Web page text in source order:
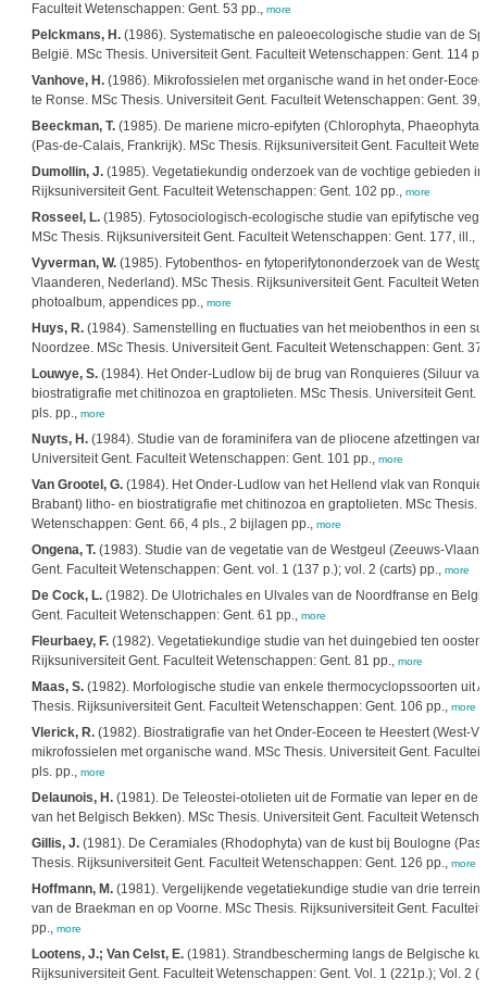
Faculteit Wetenschappen: Gent. 53 pp., more
Pelckmans, H.(1986). Systematische en paleoecologische studie van de
België. MSc Thesis. Universiteit Gent. Faculteit Wetenschappen: Gent. 114
Vanhove, H.(1986). Mikrofossielen met organische wand in het onder-
te Ronse. MSc Thesis. Universiteit Gent. Faculteit Wetenschappen: Gent. 39,
Beeckman, T.(1985). De mariene micro-epifyten (Chlorophyta,
(Pas-de-Calais, Frankrijk). MSc Thesis. Rijksuniversiteit Gent. Faculteit
Dumollin, J.(1985). Vegetatiekundig onderzoek van de vochtige gebieden
Rijksuniversiteit Gent. Faculteit Wetenschappen: Gent. 102 pp., more
Rosseel, L.(1985). Fytosociologisch-ecologische studie van epifytische
MSc Thesis. Rijksuniversiteit Gent. Faculteit Wetenschappen: Gent. 177, ill.,
Vyverman, W.(1985). Fytobenthos- en fytoperifytononderzoek van de
Vlaanderen, Nederland). MSc Thesis. Rijksuniversiteit Gent. Faculteit
photoalbum, appendices pp., more
Huys, R.(1984). Samenstelling en fluctuaties van het meiobenthos in een
Noordzee. MSc Thesis. Universiteit Gent. Faculteit Wetenschappen: Gent.
Louwye, S.(1984). Het Onder-Ludlow bij de brug van Ronquieres (Siluur
biostratigrafie met chitinozoa en graptolieten. MSc Thesis. Universiteit Gent.
pls. pp., more
Nuyts, H.(1984). Studie van de foraminifera van de pliocene afzettingen
Universiteit Gent. Faculteit Wetenschappen: Gent. 101 pp., more
Van Grootel, G.(1984). Het Onder-Ludlow van het Hellend vlak van
Brabant) litho- en biostratigrafie met chitinozoa en graptolieten. MSc Thesis.
Wetenschappen: Gent. 66, 4 pls., 2 bijlagen pp., more
Ongena, T.(1983). Studie van de vegetatie van de Westgeul (Zeeuws-
Gent. Faculteit Wetenschappen: Gent. vol. 1 (137 p.); vol. 2 (carts) pp., more
De Cock, L.(1982). De Ulotrichales en Ulvales van de Noordfranse en
Gent. Faculteit Wetenschappen: Gent. 61 pp., more
Fleurbaey, F.(1982). Vegetatiekundige studie van het duingebied ten oosten
Rijksuniversiteit Gent. Faculteit Wetenschappen: Gent. 81 pp., more
Maas, S.(1982). Morfologische studie van enkele thermocyclopssoorten uit
Thesis. Rijksuniversiteit Gent. Faculteit Wetenschappen: Gent. 106 pp., more
Vlerick, R.(1982). Biostratigrafie van het Onder-Eoceen te Heestert (West-
mikrofossielen met organische wand. MSc Thesis. Universiteit Gent.
pls. pp., more
Delaunois, H.(1981). De Teleostei-otolieten uit de Formatie van Ieper en de
van het Belgisch Bekken). MSc Thesis. Universiteit Gent. Faculteit
Gillis, J.(1981). De Ceramiales (Rhodophyta) van de kust bij Boulogne
Thesis. Rijksuniversiteit Gent. Faculteit Wetenschappen: Gent. 126 pp., more
Hoffmann, M.(1981). Vergelijkende vegetatiekundige studie van drie
van de Braekman en op Voorne. MSc Thesis. Rijksuniversiteit Gent.
pp., more
Lootens, J.; Van Celst, E.(1981). Strandbescherming langs de Belgische
Rijksuniversiteit Gent. Faculteit Wetenschappen: Gent. Vol. 1 (221p.); Vol. 2